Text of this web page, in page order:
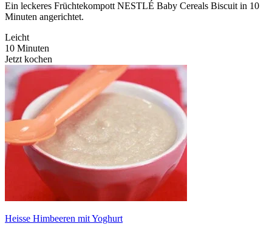
Ein leckeres Früchtekompott NESTLÉ Baby Cereals Biscuit in 10
Minuten angerichtet.
Leicht
10 Minuten
Jetzt kochen
Heisse Himbeeren mit Yoghurt